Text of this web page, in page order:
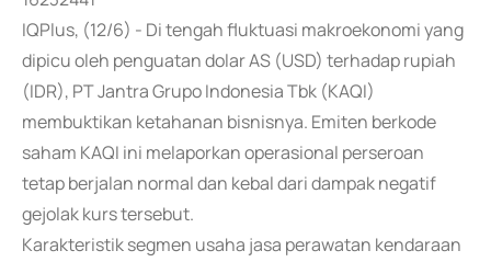
IQPlus, (12/6) - Di tengah fluktuasi makroekonomi yang
dipicu oleh penguatan dolar AS (USD) terhadap rupiah
(IDR), PT Jantra Grupo Indonesia Tbk (KAQI)
membuktikan ketahanan bisnisnya. Emiten berkode
saham KAQI ini melaporkan operasional perseroan
tetap berjalan normal dan kebal dari dampak negatif
gejolak kurs tersebut.
Karakteristik segmen usaha jasa perawatan kendaraan